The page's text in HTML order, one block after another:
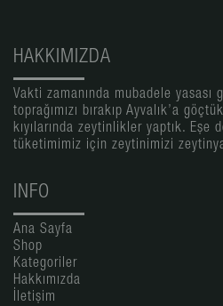
HAKKIMIZDA
Vakti zamanında mubadele yasası
toprağımızı bırakıp Ayvalık’a
kıyılarında zeytinlikler yaptık. Eşe
tüketimimiz için zeytinimizi
INFO
Ana Sayfa
Shop
Kategoriler
Hakkımızda
İletişim